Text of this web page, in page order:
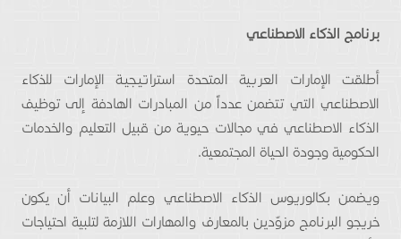
برنامج الذكاء الاصطناعي
أطلقت الإمارات العربية المتحدة استراتيـجيـة الإمارات للذكاء
الاصطناعي التي تتضمن عدداً من المبادرات الهادفة إلى توظيف
الذكاء الاصطناعي في مجالات حيوية من قبيل التعليم والخدمات
الحكومية وجودة الحياة المجتمعية.
ويضمن بكالوريوس الذكاء الاصطناعي وعلم البيانات أن يكون
خريجو البرنامج مزوّدين بالمعارف والمهارات اللازمة لتلبية احتياجات